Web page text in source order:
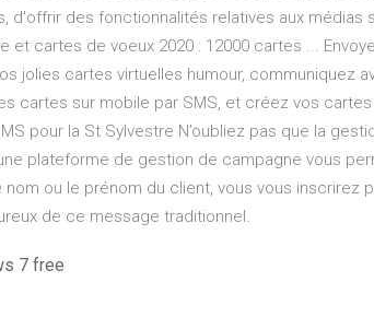
d'offrir des fonctionnalités relatives aux médias
et cartes de voeux 2020 : 12000 cartes ...
jolies cartes virtuelles humour, communiquez
cartes sur mobile par SMS, et créez vos
pour la St Sylvestre N’oubliez pas que la
plateforme de gestion de campagne vous
ou le prénom du client, vous vous inscrirez
de ce message traditionnel.
7 free